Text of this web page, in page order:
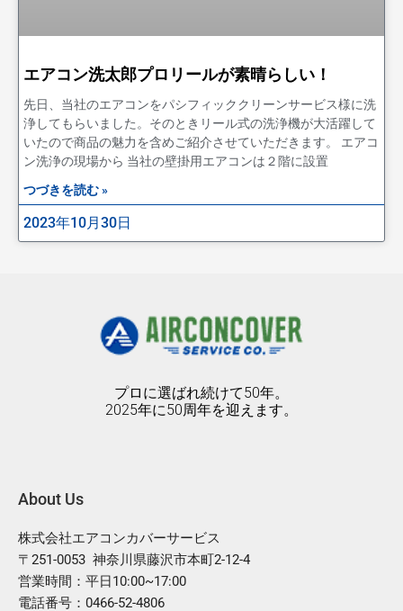
エアコン洗太郎プロリールが素晴らしい！
先日、当社のエアコンをパシフィッククリーンサービス様に洗
浄してもらいました。そのときリール式の洗浄機が大活躍して
いたので商品の魅力を含めご紹介させていただきます。 エアコ
ン洗浄の現場から 当社の壁掛用エアコンは２階に設置
つづきを読む »
2023年10月30日
プロに選ばれ続けて50年。
2025年に50周年を迎えます。
About Us
株式会社エアコンカバーサービス
〒251-0053 神奈川県藤沢市本町2-12-4
営業時間：平日10:00~17:00
電話番号：0466-52-4806